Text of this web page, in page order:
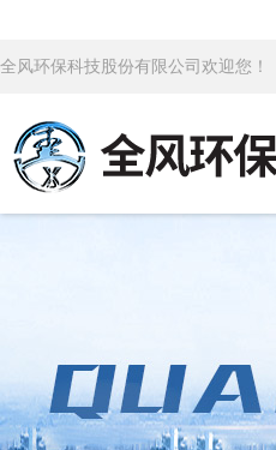
全风环保科技股份有限公司欢迎您！